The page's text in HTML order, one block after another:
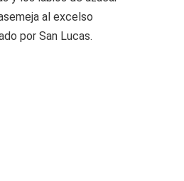
al excelso
por San Lucas.